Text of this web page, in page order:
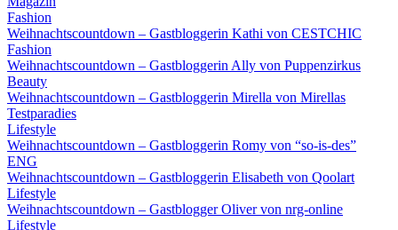
Fashion
Weihnachtscountdown – Gastbloggerin Kathi von CESTCHIC
Fashion
Weihnachtscountdown – Gastbloggerin Ally von Puppenzirkus
Beauty
Weihnachtscountdown – Gastbloggerin Mirella von Mirellas
Testparadies
Lifestyle
Weihnachtscountdown – Gastbloggerin Romy von “so-is-des”
ENG
Weihnachtscountdown – Gastbloggerin Elisabeth von Qoolart
Lifestyle
Weihnachtscountdown – Gastblogger Oliver von nrg-online
Lifestyle